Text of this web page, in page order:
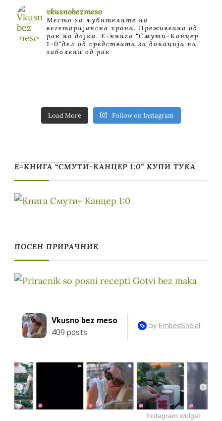
vkusnobezmeso
Место за љубителите на
вегетаријанска храна. Преживеана од
рак на дојка. E-книга "Смути-Канцер
1-0"дел од средствата за донација на
заболени од рак
Load More Follow on Instagram
Е=КНИГА “СМУТИ-КАНЦЕР 1:0” КУПИ ТУКА
ПОСЕН ПРИРАЧНИК
Instagram widget